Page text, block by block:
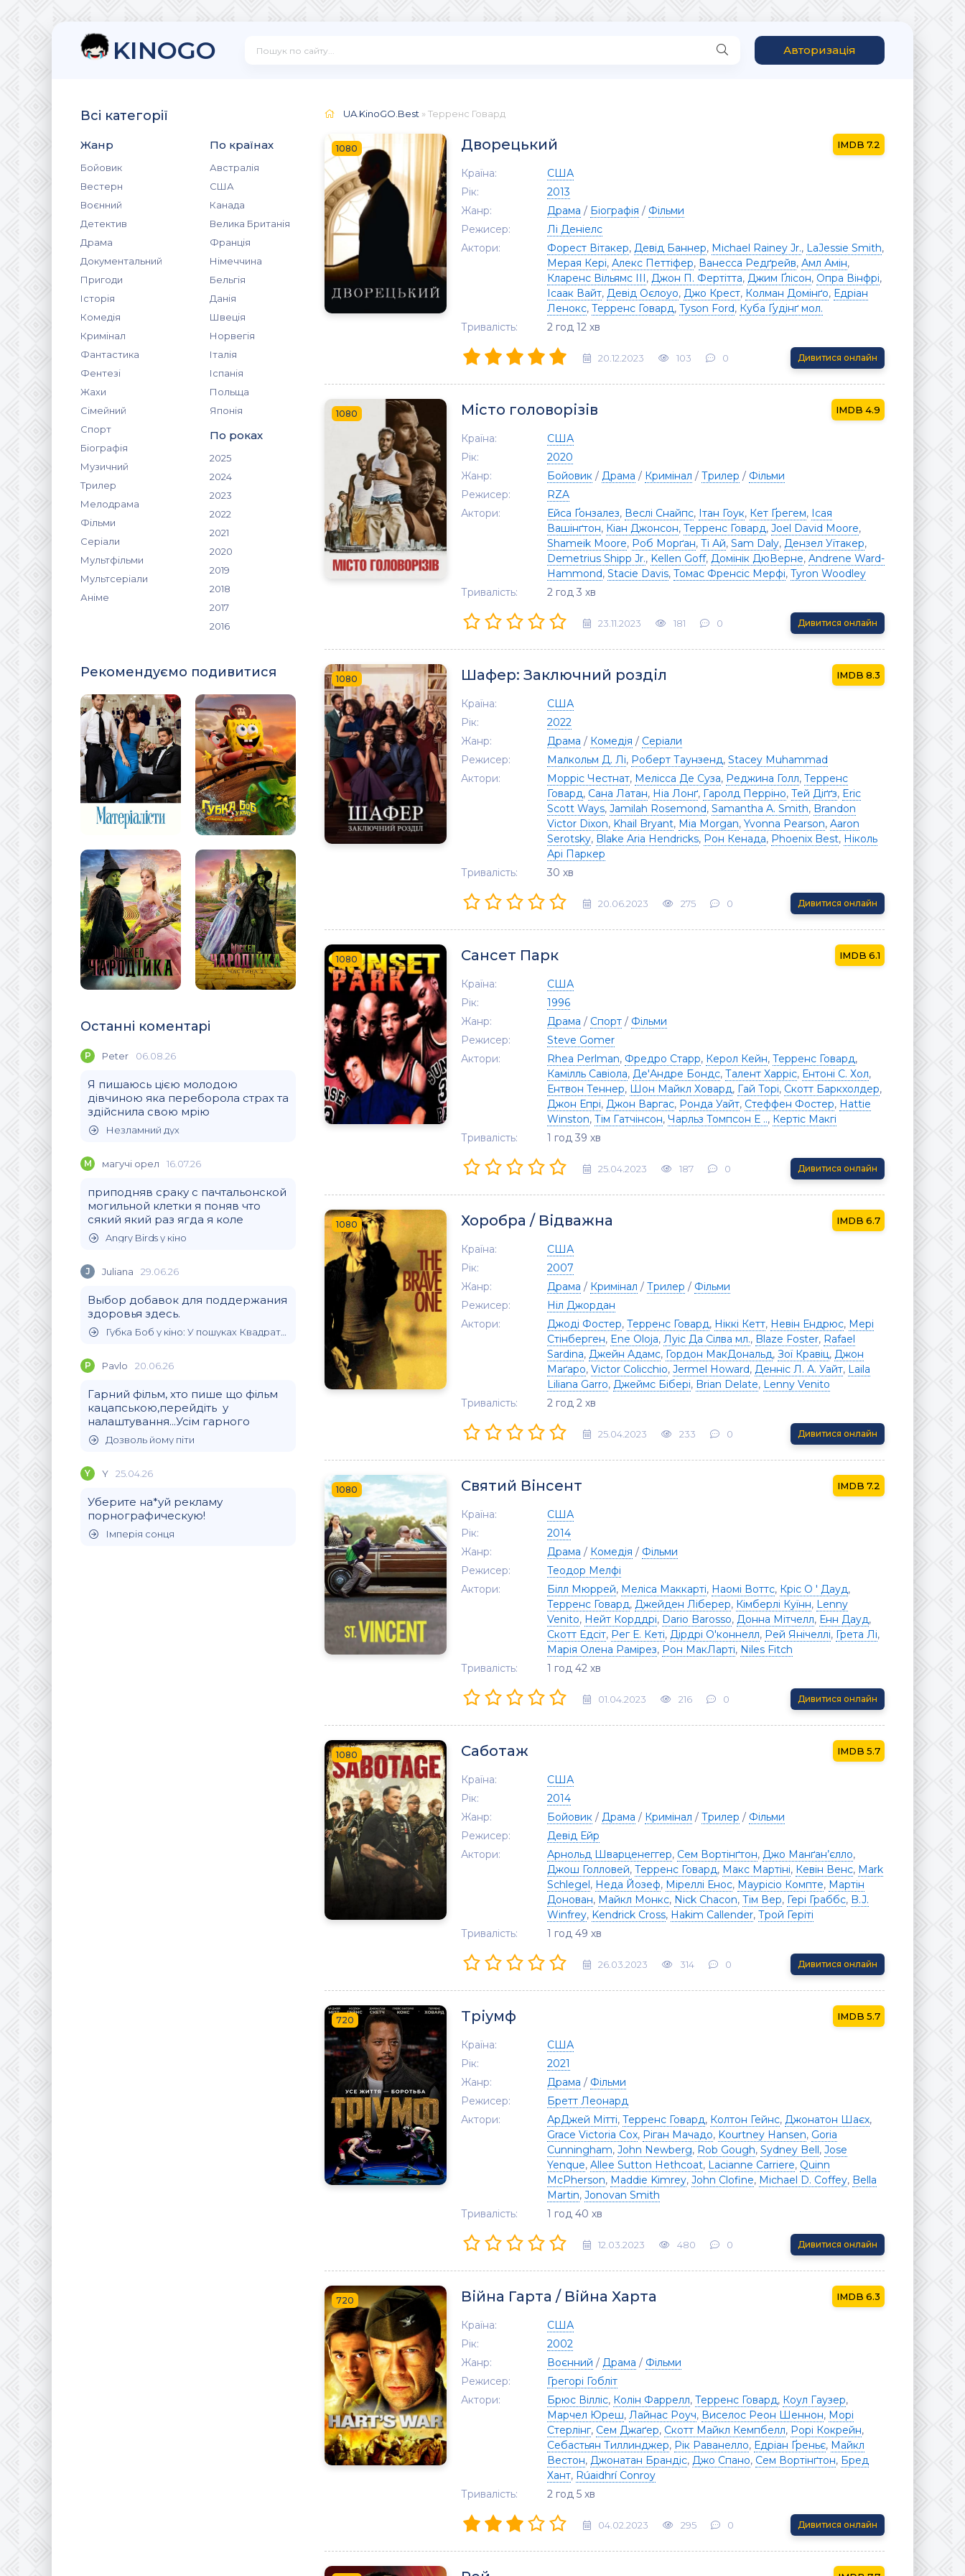
KINOGO Авторизація
Всі категорії
Жанр
Бойовик
Вестерн
Воєнний
Детектив
Драма
Документальний
Пригоди
Історія
Комедія
Кримінал
Фантастика
Фентезі
Жахи
Сімейний
Спорт
Біографія
Музичний
Трилер
Мелодрама
Фільми
Серіали
Мультфільми
Мультсеріали
Аніме
По країнах
Австралія
США
Канада
Велика Британія
Франція
Німеччина
Бельгія
Данія
Швеція
Норвегія
Італія
Іспанія
Польща
Японія
По роках
2025
2024
2023
2022
2021
2020
2019
2018
2017
2016
Рекомендуємо подивитися
Останні коментарі
P Peter 06.08.26
Я пишаюсь цією молодою
дівчиною яка переборола страх та
здійснила свою мрію
Незламний дух
М магучi орел 16.07.26
приподняв сраку с пачтальонской
могильной клетки я поняв что
сякий який раз ягда я коле
Angry Birds у кіно
J Juliana 29.06.26
Выбор добавок для поддержания
здоровья здесь.
Губка Боб у кіно: У пошуках Квадратних Штанів
P Pavlo 20.06.26
Гарний фільм, хто пише що фільм
кацапською,перейдіть у
налаштування...Усім гарного
Дозволь йому піти
Y Y 25.04.26
Уберите на*уй рекламу
порнографическую!
Імперія сонця
UA.KinoGO.Best » Терренс Говард
1080 Дворецький 7.2
Країна:
США
Рік:
2013
Жанр:
Драма / Біографія / Фільми
Режисер:
Лі Деніелс
Актори:
Форест Вітакер, Девід Баннер, Michael Rainey Jr., LaJessie Smith,
Мерая Кері, Алекс Петтіфер, Ванесса Редґрейв, Амл Амін,
Кларенс Вільямс III, Джон П. Фертітта, Джим Ґлісон, Опра Вінфрі,
Ісаак Вайт, Девід Оєлоуо, Джо Крест, Колман Домінґо, Едріан
Ленокс, Терренс Говард, Tyson Ford, Куба Ґудінґ мол.
Тривалість:
2 год 12 хв
20.12.2023 103 0 Дивитися онлайн
1080 Місто головорізів 4.9
Країна:
США
Рік:
2020
Жанр:
Бойовик / Драма / Кримінал / Трилер / Фільми
Режисер:
RZA
Актори:
Ейса Ґонзалез, Веслі Снайпс, Ітан Гоук, Кет Ґрегем, Ісая
Вашінґтон, Кіан Джонсон, Терренс Говард, Joel David Moore,
Shameik Moore, Роб Морґан, Ті Ай, Sam Daly, Дензел Уїтакер,
Demetrius Shipp Jr., Kellen Goff, Домінік ДюВерне, Andrene Ward-
Hammond, Stacie Davis, Томас Френсіс Мерфі, Tyron Woodley
Тривалість:
2 год 3 хв
23.11.2023 181 0 Дивитися онлайн
1080 Шафер: Заключний розділ 8.3
Країна:
США
Рік:
2022
Жанр:
Драма / Комедія / Серіали
Режисер:
Малкольм Д. Лі, Роберт Таунзенд, Stacey Muhammad
Актори:
Морріс Честнат, Мелісса Де Суза, Реджина Голл, Терренс
Говард, Сана Латан, Ніа Лонґ, Гаролд Перріно, Тей Діґґз, Eric
Scott Ways, Jamilah Rosemond, Samantha A. Smith, Brandon
Victor Dixon, Khail Bryant, Mia Morgan, Yvonna Pearson, Aaron
Serotsky, Blake Aria Hendricks, Рон Кенада, Phoenix Best, Ніколь
Арі Паркер
Тривалість:
30 хв
20.06.2023 275 0 Дивитися онлайн
1080 Сансет Парк 6.1
Країна:
США
Рік:
1996
Жанр:
Драма / Спорт / Фільми
Режисер:
Steve Gomer
Актори:
Rhea Perlman, Фредро Старр, Керол Кейн, Терренс Говард,
Камілль Савіола, Де'Андре Бондс, Талент Харріс, Ентоні С. Хол,
Ентвон ​​Теннер, Шон Майкл Ховард, Гай Торі, Скотт Баркхолдер,
Джон Епрі, Джон Варгас, Ронда Уайт, Стеффен Фостер, Hattie
Winston, Тім Гатчінсон, Чарльз Томпсон Е .., Кертіс Макгі
Тривалість:
1 год 39 хв
25.04.2023 187 0 Дивитися онлайн
1080 Хоробра / Відважна 6.7
Країна:
США
Рік:
2007
Жанр:
Драма / Кримінал / Трилер / Фільми
Режисер:
Ніл Джордан
Актори:
Джоді Фостер, Терренс Говард, Ніккі Кетт, Невін Ендрюс, Мері
Стінберген, Ene Oloja, Луіс Да Сілва мл., Blaze Foster, Rafael
Sardina, Джейн Адамс, Гордон МакДональд, Зої Кравіц, Джон
Маґаро, Victor Colicchio, Jermel Howard, Денніс Л. А. Уайт, Laila
Liliana Garro, Джеймс Бібері, Brian Delate, Lenny Venito
Тривалість:
2 год 2 хв
25.04.2023 233 0 Дивитися онлайн
1080 Святий Вінсент 7.2
Країна:
США
Рік:
2014
Жанр:
Драма / Комедія / Фільми
Режисер:
Теодор Мелфі
Актори:
Білл Мюррей, Меліса Маккарті, Наомі Воттс, Кріс О ' Дауд,
Терренс Говард, Джейден Ліберер, Кімберлі Куїнн, Lenny
Venito, Нейт Корддрі, Dario Barosso, Донна Мітчелл, Енн Дауд,
Скотт Едсіт, Рег Е. Кеті, Дірдрі О'коннелл, Рей Янічеллі, Грета Лі,
Марія Олена Рамірез, Рон МакЛарті, Niles Fitch
Тривалість:
1 год 42 хв
01.04.2023 216 0 Дивитися онлайн
1080 Саботаж 5.7
Країна:
США
Рік:
2014
Жанр:
Бойовик / Драма / Кримінал / Трилер / Фільми
Режисер:
Девід Ейр
Актори:
Арнольд Шварценеггер, Сем Вортінґтон, Джо Манґан’єлло,
Джош Голловей, Терренс Говард, Макс Мартіні, Кевін Венс, Mark
Schlegel, Неда Йозеф, Міреллі Енос, Маурісіо Компте, Мартін
Донован, Майкл Монкс, Nick Chacon, Тім Вер, Гері Граббс, B.J.
Winfrey, Kendrick Cross, Hakim Callender, Трой Геріті
Тривалість:
1 год 49 хв
26.03.2023 314 0 Дивитися онлайн
720 Тріумф 5.7
Країна:
США
Рік:
2021
Жанр:
Драма / Фільми
Режисер:
Бретт Леонард
Актори:
АрДжей Мітті, Терренс Говард, Колтон Гейнс, Джонатон Шаєх,
Grace Victoria Cox, Ріган Мачадо, Kourtney Hansen, Goria
Cunningham, John Newberg, Rob Gough, Sydney Bell, Jose
Yenque, Allee Sutton Hethcoat, Lacianne Carriere, Quinn
McPherson, Maddie Kimrey, John Clofine, Michael D. Coffey, Bella
Martin, Jonovan Smith
Тривалість:
1 год 40 хв
12.03.2023 480 0 Дивитися онлайн
720 Війна Гарта / Війна Харта 6.3
Країна:
США
Рік:
2002
Жанр:
Воєнний / Драма / Фільми
Режисер:
Грегорі Гобліт
Актори:
Брюс Вілліс, Колін Фаррелл, Терренс Говард, Коул Гаузер,
Марчел Юреш, Лайнас Роуч, Виселос Реон Шеннон, Морі
Стерлінг, Сем Джаґер, Скотт Майкл Кемпбелл, Рорі Кокрейн,
Себастьян Тиллинджер, Рік Раванелло, Едріан Ґреньє, Майкл
Вестон, Джонатан Брандіс, Джо Спано, Сем Вортінґтон, Бред
Хант, Rúaidhrí Conroy
Тривалість:
2 год 5 хв
04.02.2023 295 0 Дивитися онлайн